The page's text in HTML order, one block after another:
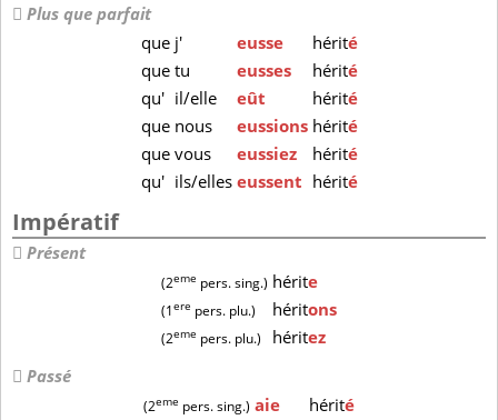
Plus que parfait
que j' eusse hérité
que tu eusses hérité
qu' il/elle eût hérité
que nous eussions hérité
que vous eussiez hérité
qu' ils/elles eussent hérité
Impératif
Présent
(2eme pers. sing.) hérite
(1ere pers. plu.) héritons
(2eme pers. plu.) héritez
Passé
(2eme pers. sing.) aie hérité